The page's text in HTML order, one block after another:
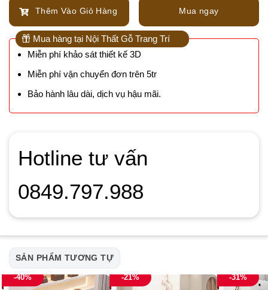
Thêm Vào Giỏ Hàng Mua ngay
Mua hàng tại Nội Thất Gỗ Trang Trí
Miễn phí khảo sát thiết kế 3D
Miễn phí vận chuyển đơn trên 5tr
Bảo hành lâu dài, dịch vụ hậu mãi.
Hotline tư vấn
0849.797.988
SẢN PHẨM TƯƠNG TỰ
-40% -21% -31%